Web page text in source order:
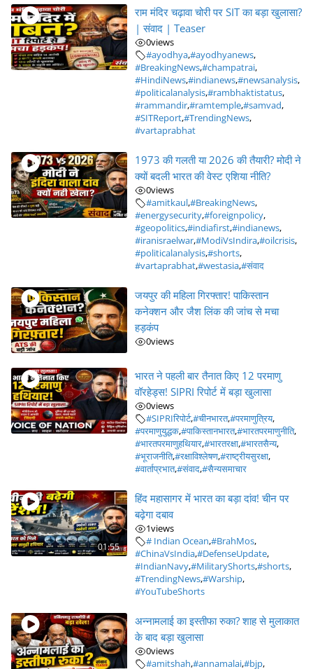
राम मंदिर चढ़ावा चोरी पर SIT का बड़ा खुलासा?
| संवाद | Teaser
0views
#ayodhya,#ayodhyanews,
#BreakingNews,#champatrai,
#HindiNews,#indianews,#newsanalysis,
#politicalanalysis,#rambhaktistatus,
#rammandir,#ramtemple,#samvad,
#SITReport,#TrendingNews,
#vartaprabhat
1973 की गलती या 2026 की तैयारी? मोदी ने
क्यों बदली भारत की वेस्ट एशिया नीति?
0views
#amitkaul,#BreakingNews,
#energysecurity,#foreignpolicy,
#geopolitics,#indiafirst,#indianews,
#iranisraelwar,#ModiVsIndira,#oilcrisis,
#politicalanalysis,#shorts,
#vartaprabhat,#westasia,#संवाद
जयपुर की महिला गिरफ्तार! पाकिस्तान
कनेक्शन और जैश लिंक की जांच से मचा
हड़कंप
0views
भारत ने पहली बार तैनात किए 12 परमाणु
वॉरहेड्स! SIPRI रिपोर्ट में बड़ा खुलासा
0views
#SIPRIरिपोर्ट,#चीनभारत,#परमाणुत्रिय,
#परमाणुयुद्धक,#पाकिस्तानभारत,#भारतपरमाणुनीति,
#भारतपरमाणुहथियार,#भारतरक्षा,#भारतसैन्य,
#भूराजनीति,#रक्षाविश्लेषण,#राष्ट्रीयसुरक्षा,
#वार्ताप्रभात,#संवाद,#सैन्यसमाचार
01:55
हिंद महासागर में भारत का बड़ा दांव! चीन पर
बढ़ेगा दबाव
1views
# Indian Ocean,#BrahMos,
#ChinaVsIndia,#DefenseUpdate,
#IndianNavy,#MilitaryShorts,#shorts,
#TrendingNews,#Warship,
#YouTubeShorts
अन्नामलाई का इस्तीफा रुका? शाह से मुलाकात
के बाद बड़ा खुलासा
0views
#amitshah,#annamalai,#bjp,